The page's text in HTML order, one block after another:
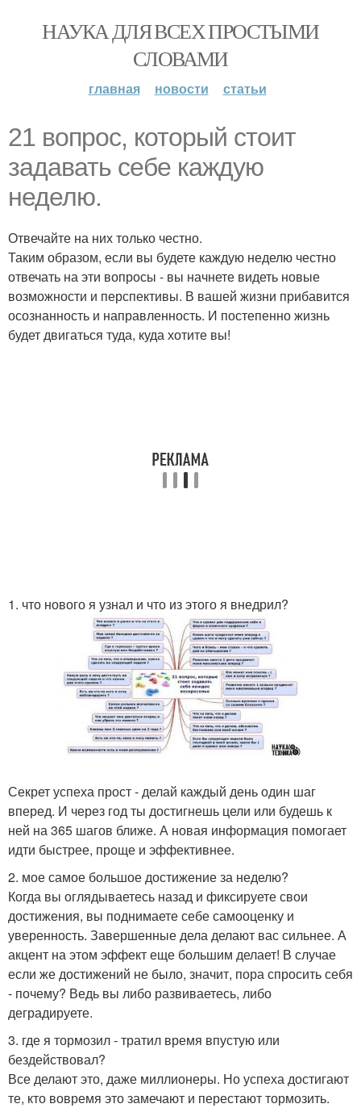
НАУКА ДЛЯ ВСЕХ ПРОСТЫМИ
СЛОВАМИ
главная новости статьи
21 вопрос, который стоит
задавать себе каждую
неделю.
Отвечайте на них только честно.
Таким образом, если вы будете каждую неделю честно
отвечать на эти вопросы - вы начнете видеть новые
возможности и перспективы. В вашей жизни прибавится
осознанность и направленность. И постепенно жизнь
будет двигаться туда, куда хотите вы!
1. что нового я узнал и что из этого я внедрил?
Секрет успеха прост - делай каждый день один шаг
вперед. И через год ты достигнешь цели или будешь к
ней на 365 шагов ближе. А новая информация помогает
идти быстрее, проще и эффективнее.
2. мое самое большое достижение за неделю?
Когда вы оглядываетесь назад и фиксируете свои
достижения, вы поднимаете себе самооценку и
уверенность. Завершенные дела делают вас сильнее. А
акцент на этом эффект еще большим делает! В случае
если же достижений не было, значит, пора спросить себя
- почему? Ведь вы либо развиваетесь, либо
деградируете.
3. где я тормозил - тратил время впустую или
бездействовал?
Все делают это, даже миллионеры. Но успеха достигают
те, кто вовремя это замечают и перестают тормозить.